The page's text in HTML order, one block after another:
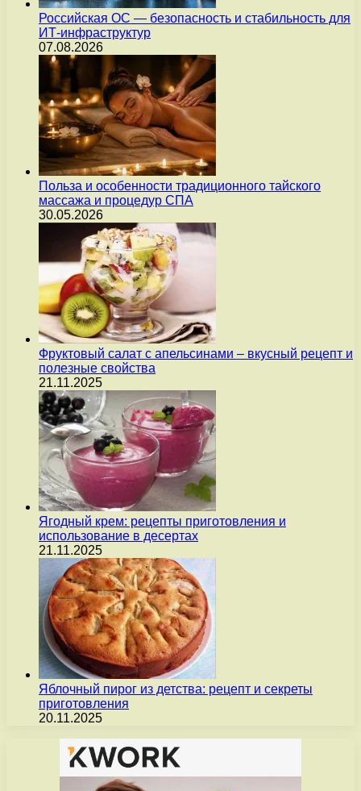
Российская ОС — безопасность и стабильность для
ИТ-инфраструктур
07.08.2026
Польза и особенности традиционного тайского
массажа и процедур СПА
30.05.2026
Фруктовый салат с апельсинами – вкусный рецепт и
полезные свойства
21.11.2025
Ягодный крем: рецепты приготовления и
использование в десертах
21.11.2025
Яблочный пирог из детства: рецепт и секреты
приготовления
20.11.2025